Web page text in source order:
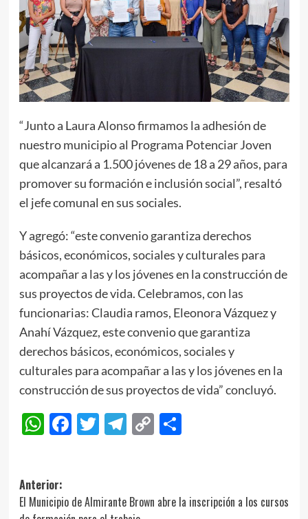
“Junto a Laura Alonso firmamos la adhesión de
nuestro municipio al Programa Potenciar Joven
que alcanzará a 1.500 jóvenes de 18 a 29 años, para
promover su formación e inclusión social”, resaltó
el jefe comunal en sus sociales.
Y agregó: “este convenio garantiza derechos
básicos, económicos, sociales y culturales para
acompañar a las y los jóvenes en la construcción de
sus proyectos de vida. Celebramos, con las
funcionarias: Claudia ramos, Eleonora Vázquez y
Anahí Vázquez, este convenio que garantiza
derechos básicos, económicos, sociales y
culturales para acompañar a las y los jóvenes en la
construcción de sus proyectos de vida” concluyó.
WhatsApp
Facebook
Twitter
Telegram
CopyCompartir
Navegación
de
Anterior:
El Municipio de Almirante Brown abre la inscripción a los cursos